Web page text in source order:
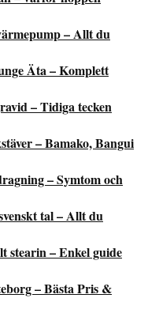
– Allt du
Äta – Komplett
– Tidiga tecken
– Bamako, Bangui
– Symtom och
tal – Allt du
stearin – Enkel guide
– Bästa Pris &